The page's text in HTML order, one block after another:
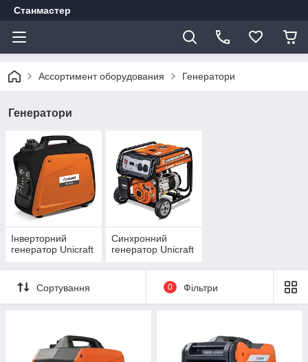
Станмастер
Ассортимент оборудования Генератори
Генератори
Інверторний
генератор Unicraft
Синхронний
генератор Unicraft
Сортування 0 Фільтри